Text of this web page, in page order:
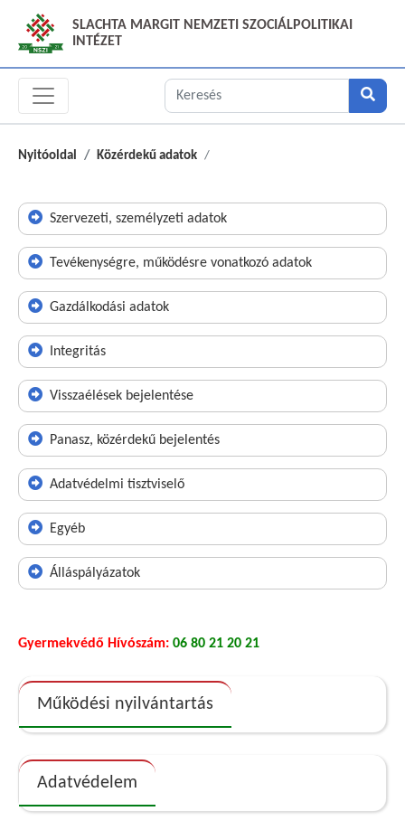
SLACHTA MARGIT NEMZETI SZOCIÁLPOLITIKAI
INTÉZET
Nyitóoldal Közérdekű adatok
Szervezeti, személyzeti adatok
Tevékenységre, működésre vonatkozó adatok
Gazdálkodási adatok
Integritás
Visszaélések bejelentése
Panasz, közérdekű bejelentés
Adatvédelmi tisztviselő
Egyéb
Álláspályázatok
Gyermekvédő Hívószám: 06 80 21 20 21
Működési nyilvántartás
Adatvédelem